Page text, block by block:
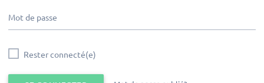
Mot de passe
Rester connecté(e)